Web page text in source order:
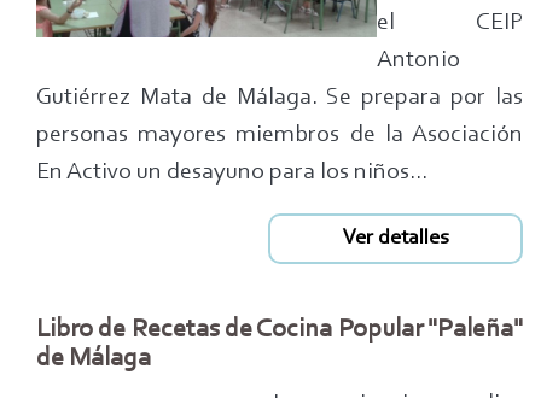
el CEIP
Antonio
Gutiérrez Mata de Málaga. Se prepara por las
personas mayores miembros de la Asociación
En Activo un desayuno para los niños...
Ver detalles
Libro de Recetas de Cocina Popular "Paleña"
de Málaga